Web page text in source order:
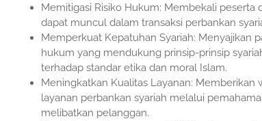
Memitigasi Risiko Hukum: Membekali
dapat muncul dalam transaksi perbankan
Memperkuat Kepatuhan Syariah: Menyajikan
hukum yang mendukung prinsip-prinsip
terhadap standar etika dan moral Islam.
Meningkatkan Kualitas Layanan:
layanan perbankan syariah melalui
melibatkan pelanggan.